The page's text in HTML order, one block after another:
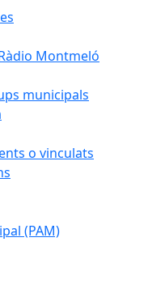
Montmeló
municipals
o vinculats
(PAM)